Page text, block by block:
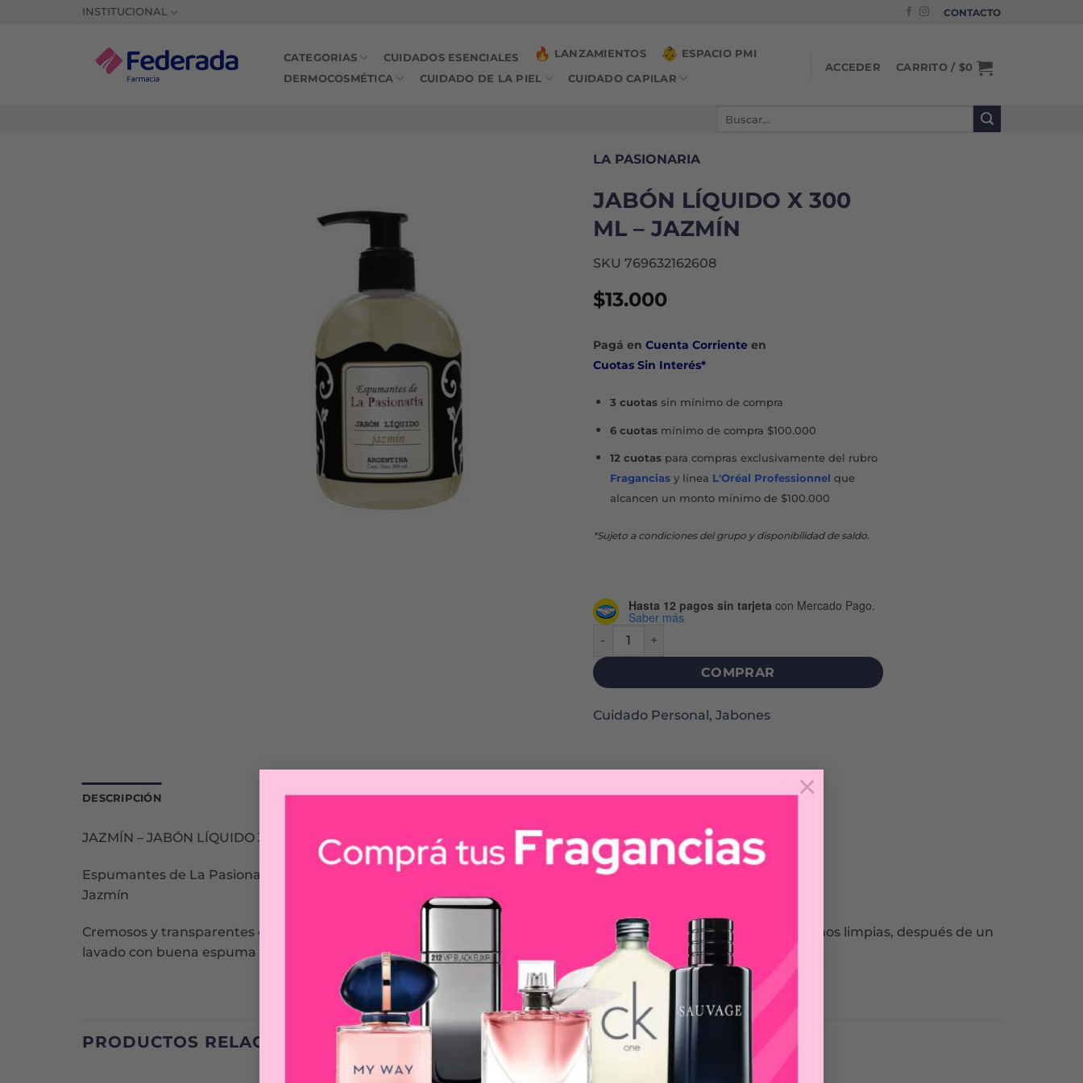
×
INSTITUCIONAL CONTACTO
CATEGORIAS CUIDADOS ESENCIALES LANZAMIENTOS ESPACIO PMI
DERMOCOSMÉTICA CUIDADO DE LA PIEL CUIDADO CAPILAR
ACCEDER CARRITO / $0
LA PASIONARIA
JABÓN LÍQUIDO X 300
ML – JAZMÍN
SKU 769632162608
$13.000
Pagá en Cuenta Corrienteen
Cuotas Sin Interés*
3 cuotassin mínimo de compra
6 cuotasmínimo de compra $100.000
12 cuotaspara compras exclusivamente del rubro
Fraganciasy línea L'Oréal Professionnel que
alcancen un monto mínimo de $100.000
*Sujeto a condiciones del grupo y disponibilidad de saldo.
Hasta 12 pagos sin tarjeta con Mercado Pago.
Saber más
JABÓN LÍQUIDO X 300 ML - JAZMÍN cantidad
COMPRAR
Cuidado Personal, Jabones
DESCRIPCIÓN
JAZMÍN – JABÓN LÍQUIDO 300 ML.
Espumantes de La Pasionaria | Jabón líquido 300 ml.
Jazmín
Cremosos y transparentes enriquecidos con ingredientes emolientes e hidratantes. Diseñados para dejar las manos limpias, después de un
lavado con buena espuma y suavidad.
PRODUCTOS RELACIONADOS